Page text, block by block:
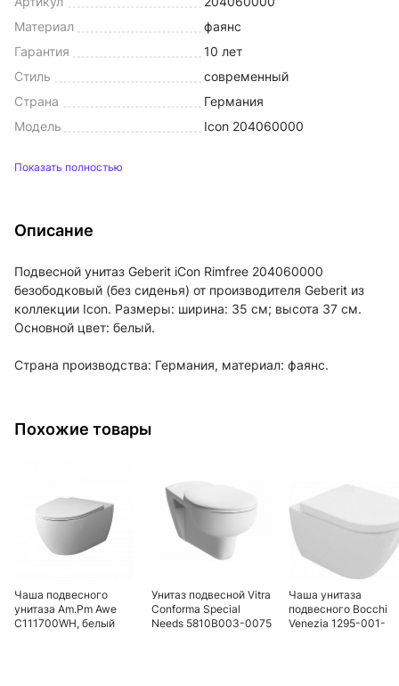
Материал
фаянс
Гарантия
10 лет
Стиль
современный
Страна
Германия
Модель
Icon 204060000
Показать полностью
Описание
Подвесной унитаз Geberit iCon Rimfree 204060000
безободковый (без сиденья) от производителя Geberit из
коллекции Icon. Размеры: ширина: 35 см; высота 37 см.
Основной цвет: белый.
Страна производства: Германия, материал: фаянс.
Похожие товары
Чаша подвесного
унитаза Am.Pm Awe
C111700WH, белый
Унитаз подвесной Vitra
Conforma Special
Needs 5810B003-0075
Чаша унитаза
подвесного Bocchi
Venezia 1295-001-